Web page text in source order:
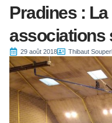
Pradines :
associations
29 août 2018 Thibaut